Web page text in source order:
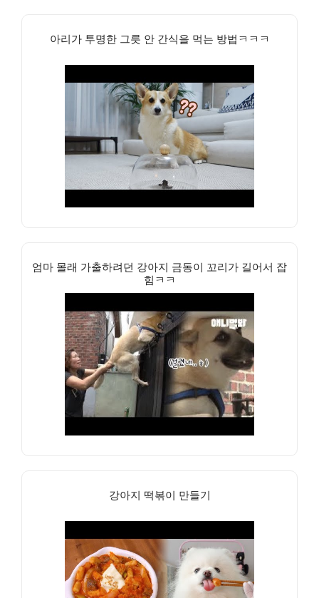
아리가 투명한 그릇 안 간식을 먹는 방법ㅋㅋㅋ
엄마 몰래 가출하려던 강아지 금동이 꼬리가 길어서 잡
힘ㅋㅋ
강아지 떡볶이 만들기